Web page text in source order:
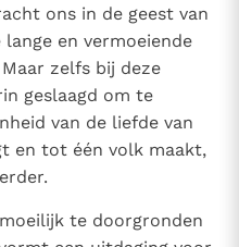
ons in de geest van
en vermoeiende
zelfs bij deze
geslaagd om te
van de liefde van
en tot één volk maakt,
te doorgronden